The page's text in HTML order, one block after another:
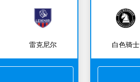
雷克尼尔 白色骑士